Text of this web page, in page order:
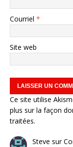
Courriel *
Site web
Ce site utilise
plus sur la façon
traitées.
Steve sur